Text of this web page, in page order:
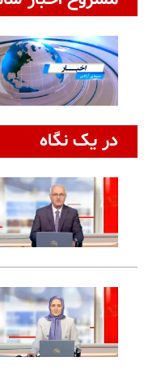
در یک نگاه